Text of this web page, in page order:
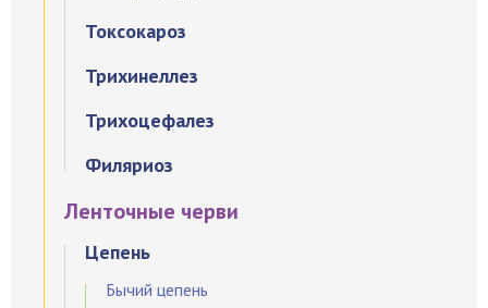
Токсокароз
Трихинеллез
Трихоцефалез
Филяриоз
Ленточные черви
Цепень
Бычий цепень